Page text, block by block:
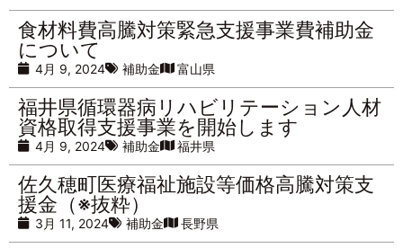
食材料費高騰対策緊急支援事業費補助金
について
4月 9, 2024 補助金 富山県
福井県循環器病リハビリテーション人材
資格取得支援事業を開始します
4月 9, 2024 補助金 福井県
佐久穂町医療福祉施設等価格高騰対策支
援金（※抜粋）
3月 11, 2024 補助金 長野県